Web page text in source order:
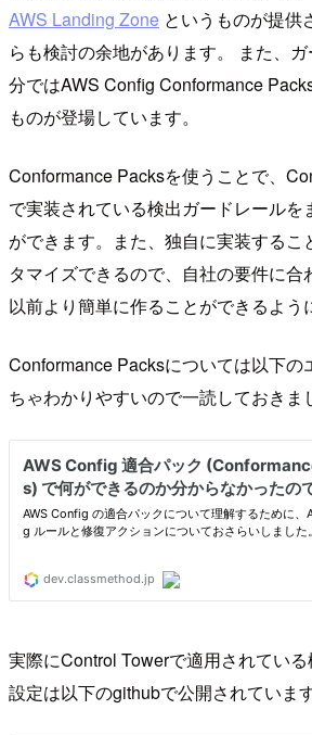
AWS Landing Zone というものが提供
らも検討の余地があります。 また、
分ではAWS Config Conformance
ものが登場しています。
Conformance Packsを使うことで、
で実装されている検出ガードレールを
ができます。また、独自に実装するこ
タマイズできるので、自社の要件に合
以前より簡単に作ることができるよう
Conformance Packsについては以下の
ちゃわかりやすいので一読しておきま
実際にControl Towerで適用されてい
設定は以下のgithubで公開されています